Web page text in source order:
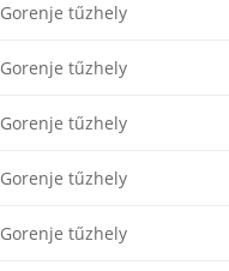
Gorenje tűzhely
Gorenje tűzhely
Gorenje tűzhely
Gorenje tűzhely
Gorenje tűzhely